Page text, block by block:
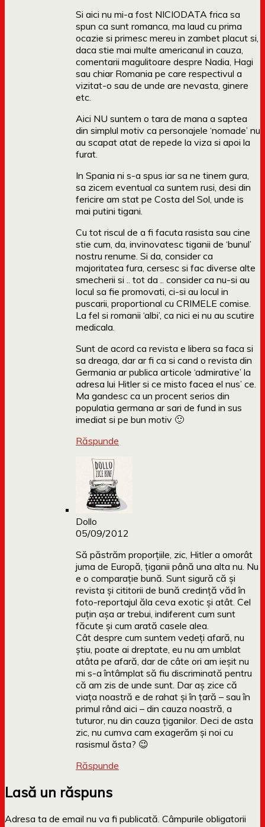
Si aici nu mi-a fost NICIODATA frica sa
spun ca sunt romanca, ma laud cu prima
ocazie si primesc mereu in zambet placut si,
daca stie mai multe americanul in cauza,
comentarii magulitoare despre Nadia, Hagi
sau chiar Romania pe care respectivul a
vizitat-o sau de unde are nevasta, ginere
etc.
Aici NU suntem o tara de mana a saptea
din simplul motiv ca personajele ‘nomade’ nu
au scapat atat de repede la viza si apoi la
furat.
In Spania ni s-a spus iar sa ne tinem gura,
sa zicem eventual ca suntem rusi, desi din
fericire am stat pe Costa del Sol, unde is
mai putini tigani.
Cu tot riscul de a fi facuta rasista sau cine
stie cum, da, invinovatesc tiganii de ‘bunul’
nostru renume. Si da, consider ca
majoritatea fura, cersesc si fac diverse alte
smecherii si .. tot da .. consider ca nu-si au
locul sa fie promovati, ci-si au locul in
puscarii, proportional cu CRIMELE comise.
La fel si romanii ‘albi’, ca nici ei nu au scutire
medicala.
Sunt de acord ca revista e libera sa faca si
sa dreaga, dar ar fi ca si cand o revista din
Germania ar publica articole ‘admirative’ la
adresa lui Hitler si ce misto facea el nus’ ce.
Ma gandesc ca un procent serios din
populatia germana ar sari de fund in sus
imediat si pe bun motiv 🙂
Răspunde
Dollo
05/09/2012
Să păstrăm proporțiile, zic, Hitler a omorât
juma de Europă, țiganii până una alta nu. Nu
e o comparație bună. Sunt sigură că și
revista și cititorii de bună credință văd în
foto-reportajul ăla ceva exotic și atât. Cel
puțin așa ar trebui, indiferent cum sunt
făcute și cum arată casele alea.
Cât despre cum suntem vedeți afară, nu
știu, poate ai dreptate, eu nu am umblat
atâta pe afară, dar de câte ori am ieșit nu
mi s-a întâmplat să fiu discriminată pentru
că am zis de unde sunt. Dar aș zice că
viața noastră e de rahat și în țară – sau în
primul rând aici – din cauza noastră, a
tuturor, nu din cauza țiganilor. Deci de asta
zic, nu cumva cam exagerăm și noi cu
rasismul ăsta? 😉
Răspunde
Lasă un răspuns
Adresa ta de email nu va fi publicată. Câmpurile obligatorii